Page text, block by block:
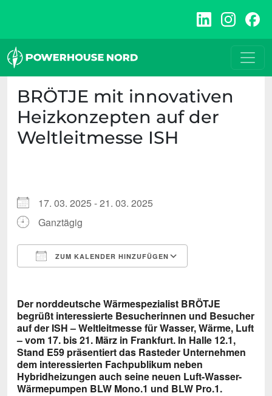
BRÖTJE mit innovativen
Heizkonzepten auf der
Weltleitmesse ISH
17. 03. 2025 - 21. 03. 2025
Ganztägig
ZUM KALENDER HINZUFÜGEN
Der norddeutsche Wärmespezialist BRÖTJE
begrüßt interessierte Besucherinnen und Besucher
auf der ISH – Weltleitmesse für Wasser, Wärme, Luft
– vom 17. bis 21. März in Frankfurt. In Halle 12.1,
Stand E59 präsentiert das Rasteder Unternehmen
dem interessierten Fachpublikum neben
Hybridheizungen auch seine neuen Luft-Wasser-
Wärmepumpen BLW Mono.1 und BLW Pro.1.